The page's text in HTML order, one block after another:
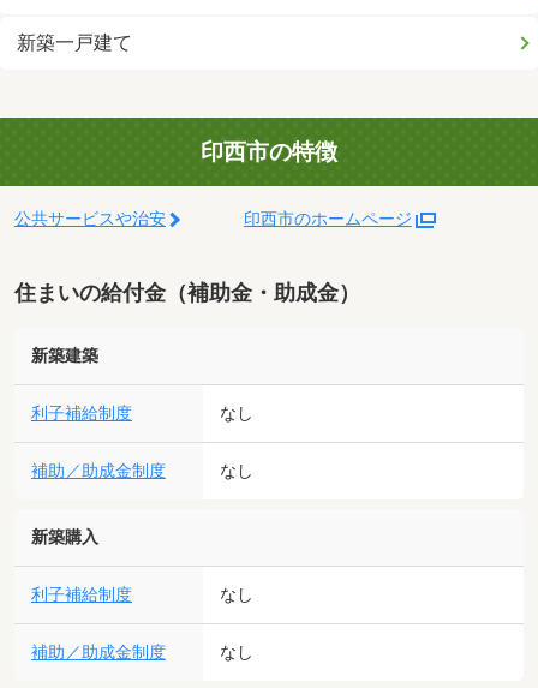
新築一戸建て
印西市の特徴
公共サービスや治安 印西市のホームページ
住まいの給付金（補助金・助成金）
新築建築
利子補給制度 なし
補助／助成金制度 なし
新築購入
利子補給制度 なし
補助／助成金制度 なし